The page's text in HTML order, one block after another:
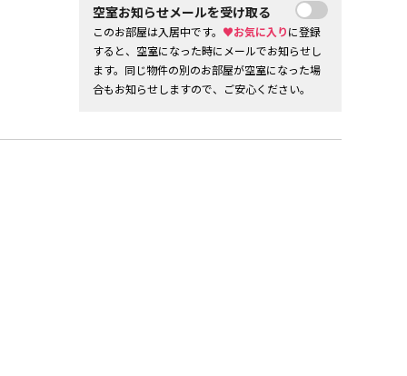
空室お知らせメールを受け取る
このお部屋は入居中です。 ♥お気に入りに登録
すると、空室になった時にメールでお知らせし
ます。同じ物件の別のお部屋が空室になった場
合もお知らせしますので、ご安心ください。